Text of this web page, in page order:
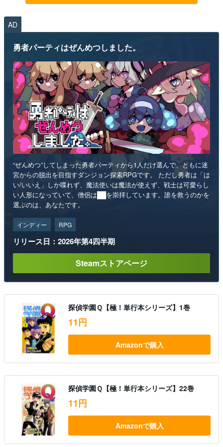
AD
勇者パーティはぜんめつしました。
“ぜんめつ”してしまった勇者パーティから1人だけ選んで、ともに迷
宮からの脱出を目指すダンジョン探索RPGです。 ただし勇者は「は
い/いいえ」しか喋れず、魔法使いは魔法が使えず、戦士は可愛らし
い人形になっていて、僧侶は██を崇拝しています。誰を救うのかを
選ぶのは、あなたです。
インディー RPG
リリース日：2026年第4四半期
Steamストアページ
探偵学園Ｑ【極！単行本シリーズ】1巻
11円
Amazonで購入
探偵学園Ｑ【極！単行本シリーズ】22巻
11円
Amazonで購入